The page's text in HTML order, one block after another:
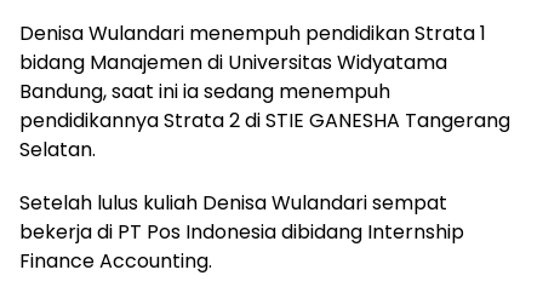
Denisa Wulandari menempuh pendidikan Strata 1
bidang Manajemen di Universitas Widyatama
Bandung, saat ini ia sedang menempuh
pendidikannya Strata 2 di STIE GANESHA Tangerang
Selatan.
Setelah lulus kuliah Denisa Wulandari sempat
bekerja di PT Pos Indonesia dibidang Internship
Finance Accounting.